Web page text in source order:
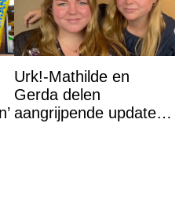
Urk!-Mathilde en
Gerda delen
aangrijpende update